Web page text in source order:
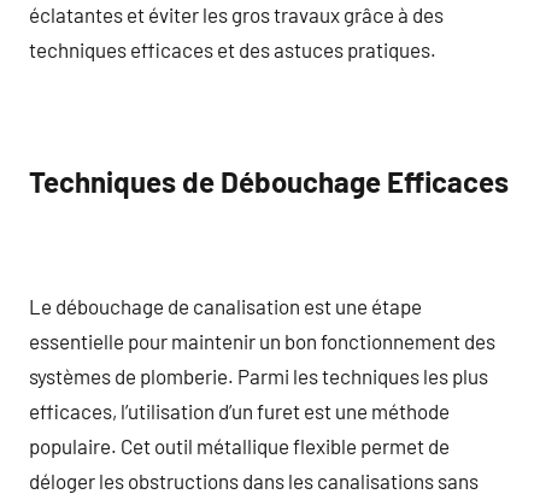
éclatantes et éviter les gros travaux grâce à des
techniques efficaces et des astuces pratiques.
Techniques de Débouchage Efficaces
Le débouchage de canalisation est une étape
essentielle pour maintenir un bon fonctionnement des
systèmes de plomberie. Parmi les techniques les plus
efficaces, l’utilisation d’un furet est une méthode
populaire. Cet outil métallique flexible permet de
déloger les obstructions dans les canalisations sans